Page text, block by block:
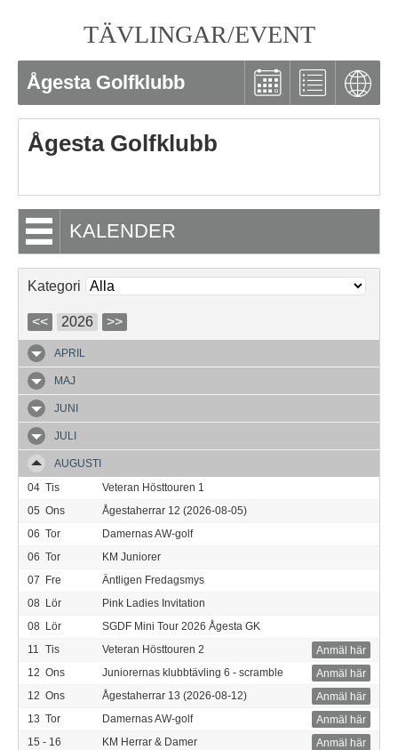
TÄVLINGAR/EVENT
Ågesta Golfklubb
Ågesta Golfklubb
KALENDER
Kategori
<< 2026 >>
APRIL
MAJ
JUNI
JULI
AUGUSTI
04 Tis
Veteran Hösttouren 1
05 Ons
Ågestaherrar 12 (2026-08-05)
06 Tor
Damernas AW-golf
06 Tor
KM Juniorer
07
Fre
Äntligen Fredagsmys
08
Lör
Pink Ladies Invitation
08 Lör
SGDF Mini Tour 2026 Ågesta GK
11 Tis Anmäl här
Veteran Hösttouren 2
12 Ons Anmäl här
Juniorernas klubbtävling 6 - scramble
12 Ons Anmäl här
Ågestaherrar 13 (2026-08-12)
13 Tor Anmäl här
Damernas AW-golf
15 - 16
Anmäl här
KM Herrar & Damer